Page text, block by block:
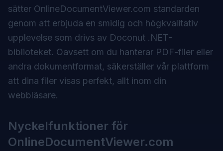
sätter OnlineDocumentViewer.com standarden
genom att erbjuda en smidig och högkvalitativ
upplevelse som drivs av Doconut .NET-
biblioteket. Oavsett om du hanterar PDF-filer eller
andra dokumentformat, säkerställer vår plattform
att dina filer visas perfekt, allt inom din
webbläsare.
Nyckelfunktioner för
OnlineDocumentViewer.com